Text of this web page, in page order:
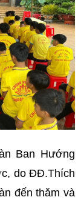
Ban Hướng
do ĐĐ.Thích
đến thăm và